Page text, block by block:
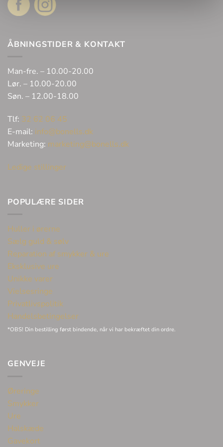
ÅBNINGSTIDER & KONTAKT
Man-fre. – 10.00-20.00
Lør. – 10.00-20.00
Søn. – 12.00-18.00
Tlf: 32 62 06 45
E-mail: info@bonells.dk
Marketing: marketing@bonells.dk
Ledige stillinger
POPULÆRE SIDER
Huller i ørerne
Sælg guld & sølv
Reparation af smykker & ure
Eksklusive ure
Unikke varer
Vielsesringe
Privatlivspolitik
Handelsbetingelser
*OBS! Din bestilling først bindende, når vi har bekræftet din ordre.
GENVEJE
Øreringe
Smykker
Ure
Halskæde
Gavekort